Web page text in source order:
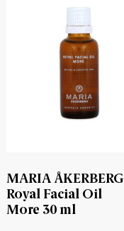
MARIA ÅKERBERG
Royal Facial Oil
More 30 ml